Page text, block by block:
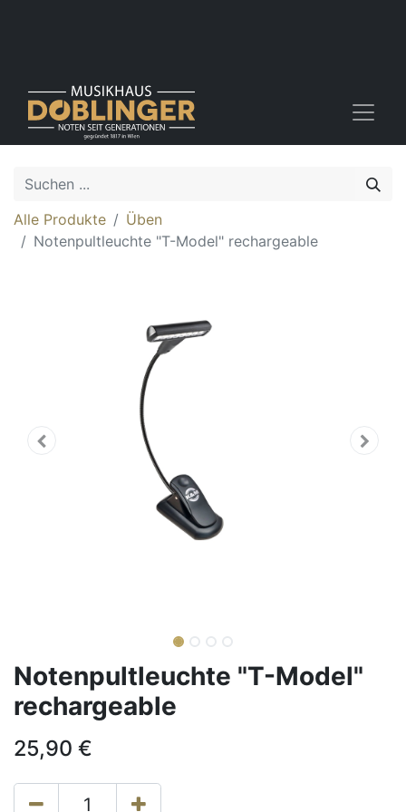
Alle Produkte
Üben
Notenpultleuchte "T-Model" rechargeable
Notenpultleuchte "T-Model"
rechargeable
25,90 €